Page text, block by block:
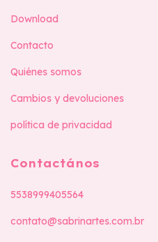
Download
Contacto
Quiénes somos
Cambios y devoluciones
política de privacidad
Contactános
5538999405564
contato@sabrinartes.com.br